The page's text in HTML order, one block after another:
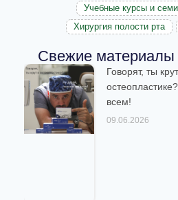
Учебные курсы и
Хирургия полости рта
Свежие материалы
Говорят, ты
всем!
09.06.2026